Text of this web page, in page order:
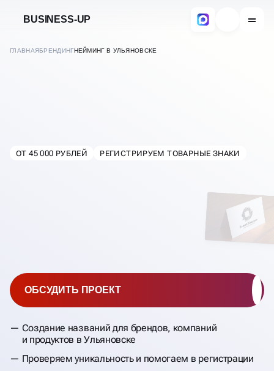
BUSINESS-UP
ГЛАВНАЯБРЕНДИНГНЕЙМИНГ В УЛЬЯНОВСКЕ
И НАЗВАНИЙ БРЕНДАМ
ОТ 45 000 РУБЛЕЙ РЕГИСТРИРУЕМ ТОВАРНЫЕ ЗНАКИ
Создание названий для брендов, компаний
и продуктов в Ульяновске
Проверяем уникальность и помогаем в регистрации
ОБСУДИТЬ ПРОЕКТ